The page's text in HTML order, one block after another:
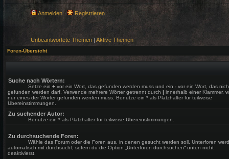
Anmelden Registrieren
Unbeantwortete Themen | Aktive Themen
Foren-Übersicht
Suche nach Wörtern:
Setze ein + vor ein Wort, das gefunden werden muss und ein - vor ein Wort, das
gefunden werden darf. Verwende mehrere Wörter getrennt durch | innerhalb einer Klammer,
nur eines der Wörter gefunden werden muss. Benutze ein * als Platzhalter für teilweise
Übereinstimmungen.
Zu suchender Autor:
Benutze ein * als Platzhalter für teilweise Übereinstimmungen.
Zu durchsuchende Foren:
Wähle das Forum oder die Foren aus, in denen gesucht werden soll. Unterforen
automatisch mit durchsucht, sofern du die Option „Unterforen durchsuchen“ unten nicht
deaktivierst.